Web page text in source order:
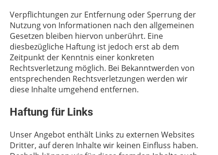
Verpflichtungen zur Entfernung oder Sperrung der
Nutzung von Informationen nach den allgemeinen
Gesetzen bleiben hiervon unberührt. Eine
diesbezügliche Haftung ist jedoch erst ab dem
Zeitpunkt der Kenntnis einer konkreten
Rechtsverletzung möglich. Bei Bekanntwerden von
entsprechenden Rechtsverletzungen werden wir
diese Inhalte umgehend entfernen.
Haftung für Links
Unser Angebot enthält Links zu externen Websites
Dritter, auf deren Inhalte wir keinen Einfluss haben.